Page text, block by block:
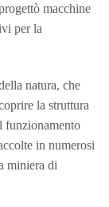
macchine
per la
natura, che
la struttura
funzionamento
in numerosi
miniera di